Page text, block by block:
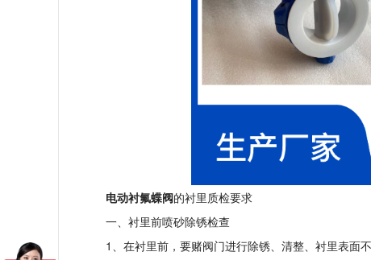
电动衬氟蝶阀的衬里质检要求
一、衬里前喷砂除锈检查
1、在衬里前，要赌阀门进行除锈、清整、衬里表面不